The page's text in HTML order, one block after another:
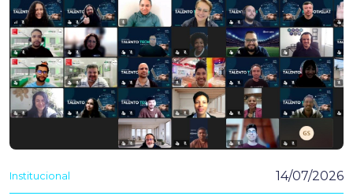
Institucional 14/07/2026